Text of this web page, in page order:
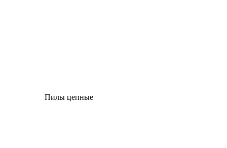
Пилы цепные